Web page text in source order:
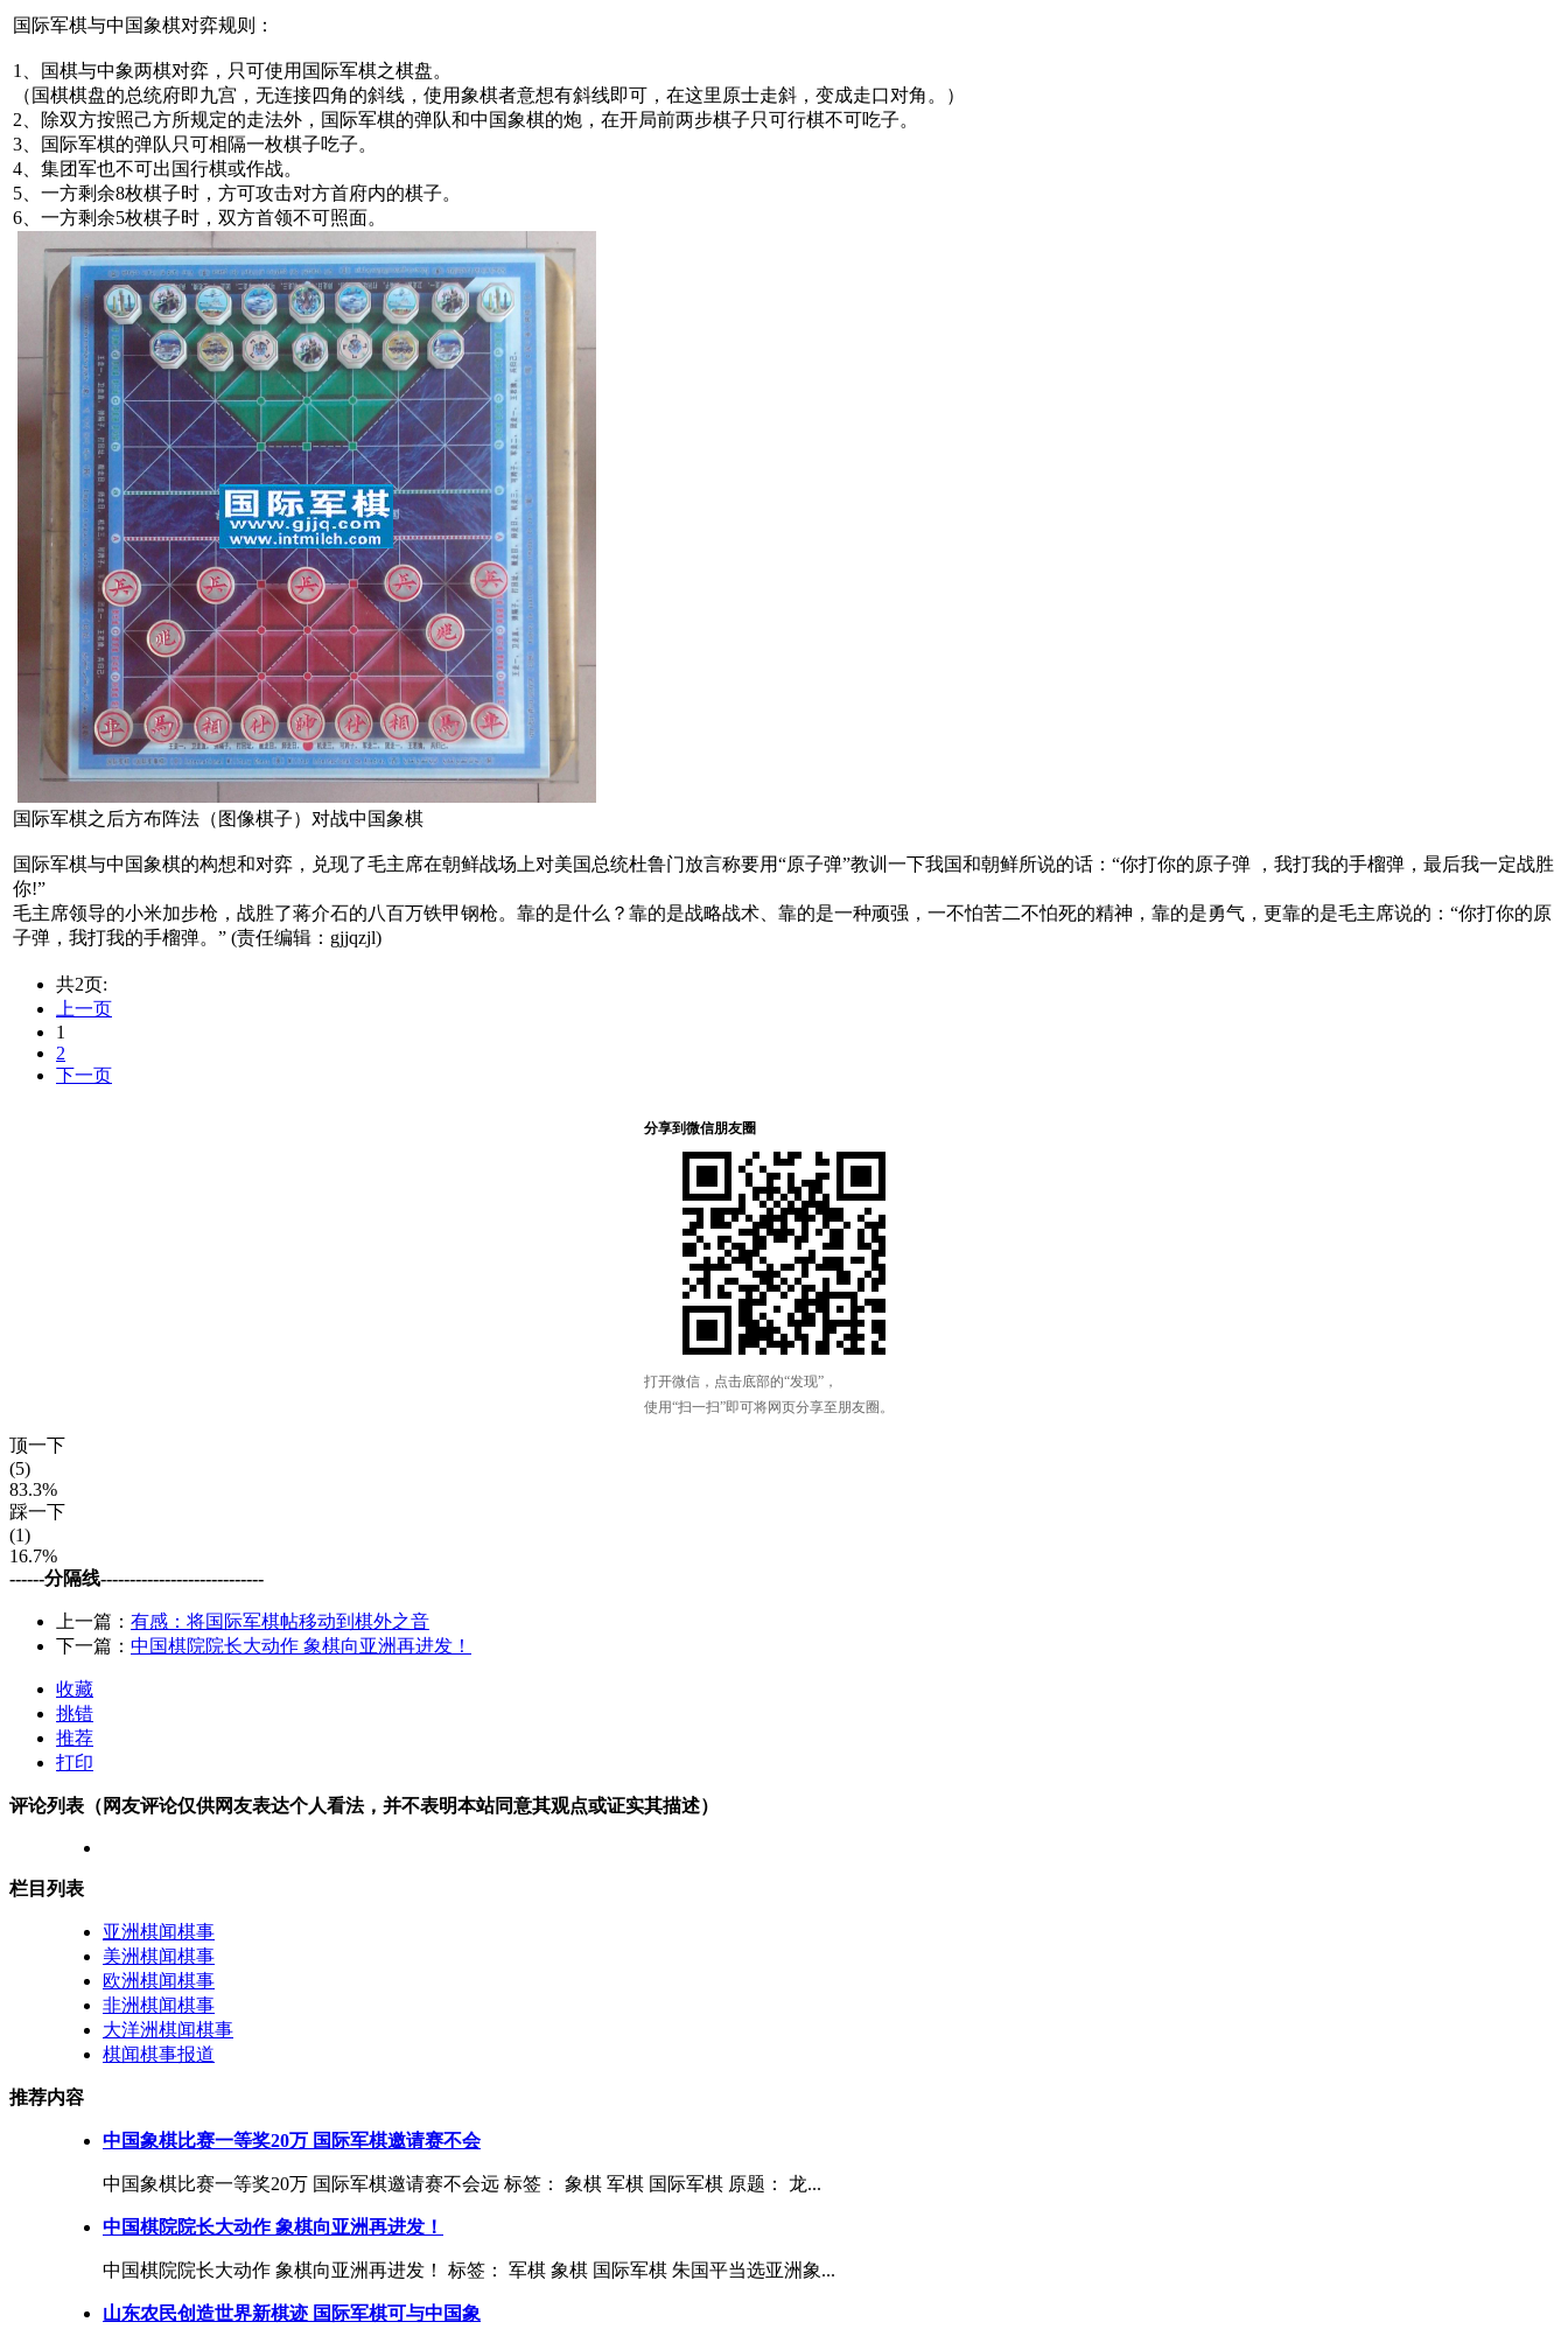
国际军棋与中国象棋对弈规则：
1、国棋与中象两棋对弈，只可使用国际军棋之棋盘。
（国棋棋盘的总统府即九宫，无连接四角的斜线，使用象棋者意想有斜线即可，在这里原士走斜，变成走口对角。）
2、除双方按照己方所规定的走法外，国际军棋的弹队和中国象棋的炮，在开局前两步棋子只可行棋不可吃子。
3、国际军棋的弹队只可相隔一枚棋子吃子。
4、集团军也不可出国行棋或作战。
5、一方剩余8枚棋子时，方可攻击对方首府内的棋子。
6、一方剩余5枚棋子时，双方首领不可照面。
国际军棋之后方布阵法（图像棋子）对战中国象棋
国际军棋与中国象棋的构想和对弈，兑现了毛主席在朝鲜战场上对美国总统杜鲁门放言称要用“原子弹”教训一下我国和朝鲜所说的话：“你打你的原子弹 ，我打我的手榴弹，最后我一定战胜
你!”
毛主席领导的小米加步枪，战胜了蒋介石的八百万铁甲钢枪。靠的是什么？靠的是战略战术、靠的是一种顽强，一不怕苦二不怕死的精神，靠的是勇气，更靠的是毛主席说的：“你打你的原
子弹，我打我的手榴弹。” (责任编辑：gjjqzjl)
共2页:
上一页
1
2
下一页
顶一下
(5)
83.3%
踩一下
(1)
16.7%
------分隔线----------------------------
上一篇： 有感：将国际军棋帖移动到棋外之音
下一篇： 中国棋院院长大动作 象棋向亚洲再进发！
收藏
挑错
推荐
打印
评论列表（网友评论仅供网友表达个人看法，并不表明本站同意其观点或证实其描述）
栏目列表
亚洲棋闻棋事
美洲棋闻棋事
欧洲棋闻棋事
非洲棋闻棋事
大洋洲棋闻棋事
棋闻棋事报道
推荐内容
中国象棋比赛一等奖20万 国际军棋邀请赛不会
中国象棋比赛一等奖20万 国际军棋邀请赛不会远 标签： 象棋 军棋 国际军棋 原题： 龙...
中国棋院院长大动作 象棋向亚洲再进发！
中国棋院院长大动作 象棋向亚洲再进发！ 标签： 军棋 象棋 国际军棋 朱国平当选亚洲象...
山东农民创造世界新棋迹 国际军棋可与中国象